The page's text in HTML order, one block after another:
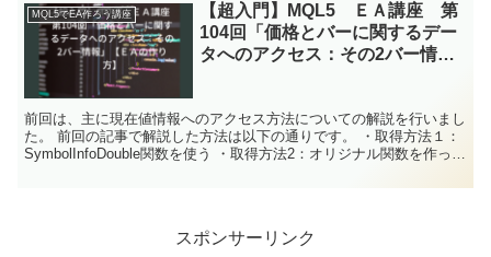
MQL5でEA作ろう講座
【超入門】MQL5 ＥＡ講座 第
104回「価格とバーに関するデー
タへのアクセス：その2バー情
前回は、主に現在値情報へのアクセス方法についての解説を行いまし
た。 前回の記事で解説した方法は以下の通りです。 ・取得方法１：
SymbolInfoDouble関数を使う ・取得方法2：オリジナル関数を作って
スポンサーリンク